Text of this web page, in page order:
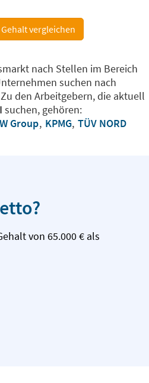
vergleichen
nach Stellen im Bereich
suchen nach
den Arbeitgebern, die aktuell
suchen, gehören:
Group, KPMG, TÜV NORD
von 65.000 € als